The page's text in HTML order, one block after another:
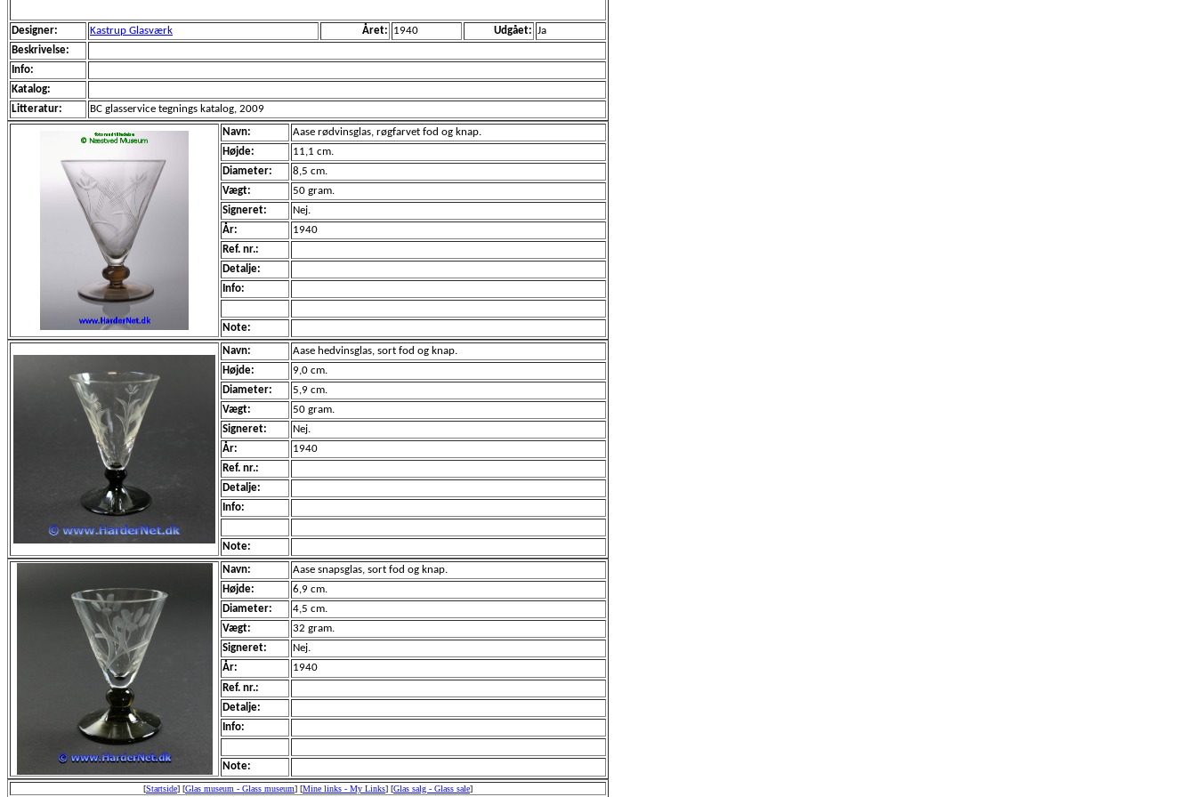
Designer: Kastrup Glasværk Året: 1940 Udgået: Ja
Beskrivelse:
Info:
Katalog:
Litteratur:
BC glasservice tegnings katalog, 2009
Navn:
Aase rødvinsglas, røgfarvet fod og knap.
Højde:
11,1 cm.
Diameter:
8,5 cm.
Vægt:
50 gram.
Signeret:
Nej.
År:
1940
Ref. nr.:
Detalje:
Info:
Note:
Navn:
Aase hedvinsglas, sort fod og knap.
Højde:
9,0 cm.
Diameter:
5,9 cm.
Vægt:
50 gram.
Signeret:
Nej.
År:
1940
Ref. nr.:
Detalje:
Info:
Note:
Navn:
Aase snapsglas, sort fod og knap.
Højde:
6,9 cm.
Diameter:
4,5 cm.
Vægt:
32 gram.
Signeret:
Nej.
År:
1940
Ref. nr.:
Detalje:
Info:
Note:
[Startside] [Glas museum - Glass museum] [Mine links - My Links] [Glas salg - Glass sale]